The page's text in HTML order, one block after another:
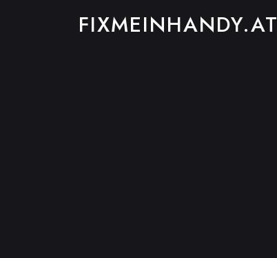
FIXMEINHANDY.AT